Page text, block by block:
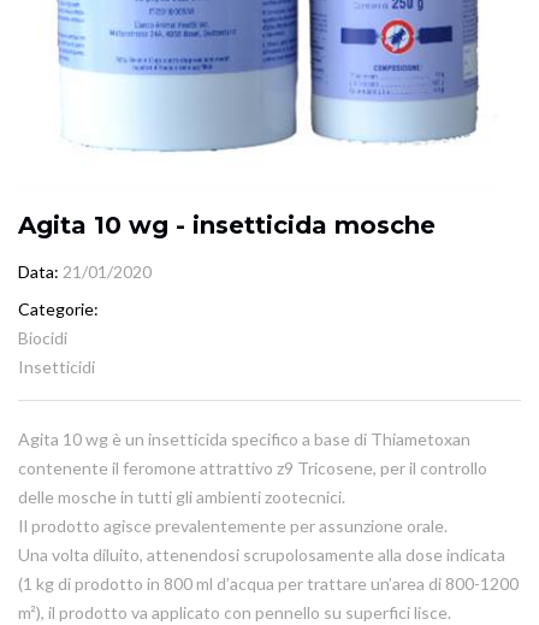
Agita 10 wg - insetticida mosche
Data 21/01/2020
Categorie
Biocidi
Insetticidi
Agita 10 wg è un insetticida specifico a base di Thiametoxan
contenente il feromone attrattivo z9 Tricosene, per il controllo
delle mosche in tutti gli ambienti zootecnici.
Il prodotto agisce prevalentemente per assunzione orale.
Una volta diluito, attenendosi scrupolosamente alla dose indicata
(1 kg di prodotto in 800 ml d’acqua per trattare un’area di 800-1200
m²), il prodotto va applicato con pennello su superfici lisce.